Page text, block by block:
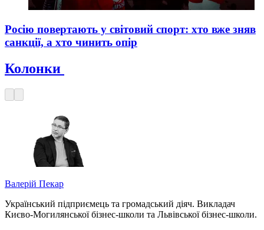
Росію повертають у світовий спорт: хто вже зняв
санкції, а хто чинить опір
Колонки
Валерій Пекар
Український підприємець та громадський діяч. Викладач
Києво-Могилянської бізнес-школи та Львівської бізнес-школи.